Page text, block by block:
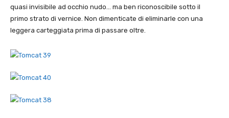
quasi invisibile ad occhio nudo… ma ben riconoscibile sotto il
primo strato di vernice. Non dimenticate di eliminarle con una
leggera carteggiata prima di passare oltre.